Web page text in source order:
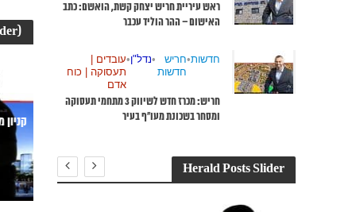
אילת
מדא: התמוטט ברחוב וניצל בפעולות החייאה
27 ביוני 2023
ראש עיריית חריש יצחק קשת, הואשם: כתב
האישום – ההר הוליד עכבר
חדשות•חריש
חדשות
•נדל"ן•עובדים |
תעסוקה | כוח
אדם
חריש: מכרז חדש לשיווק 3 מתחמי תעסוקה
ומסחר בשכונת מעו”ף בעיר
Herald Posts Slider